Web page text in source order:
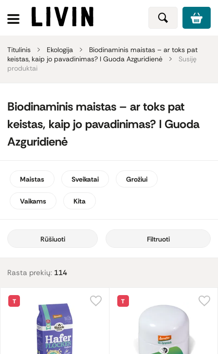
Titulinis Ekologija
Biodinaminis maistas – ar toks pat
keistas, kaip jo pavadinimas? l Guoda Azguridienė
Susiję
produktai
Biodinaminis maistas – ar toks pat
keistas, kaip jo pavadinimas? l Guoda
Azguridienė
Maistas Sveikatai Grožiui
Vaikams Kita
Rūšiuoti Filtruoti
Rasta prekių: 114
T T